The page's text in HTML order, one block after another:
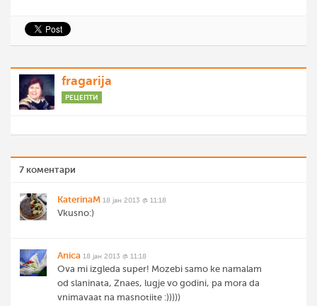
fragarija
РЕЦЕПТИ
7 коментари
KaterinaM 18 јан 2013 @ 11:18
Vkusno:)
Anica 18 јан 2013 @ 11:18
Ova mi izgleda super! Mozebi samo ke namalam
od slaninata, Znaes, lugje vo godini, pa mora da
vnimavaat na masnotiite :)))))